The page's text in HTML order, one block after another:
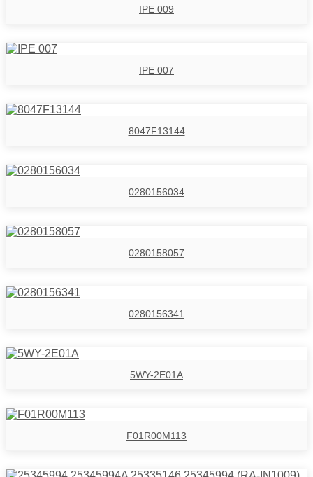
IPE 009
IPE 007
8047F13144
0280156034
0280158057
0280156341
5WY-2E01A
F01R00M113